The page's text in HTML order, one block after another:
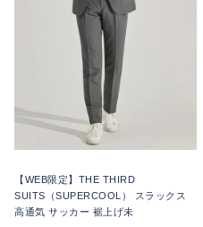
【WEB限定】THE THIRD
SUITS（SUPERCOOL） スラックス
高通気 サッカー 裾上げ未